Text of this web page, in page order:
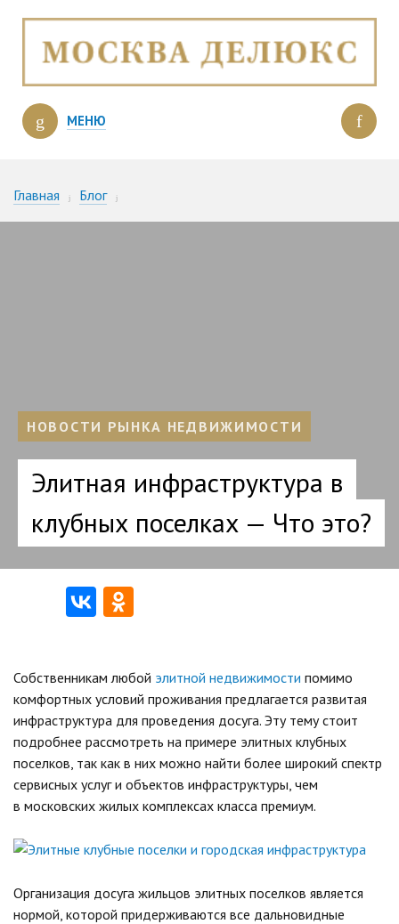
МЕНЮ
Главная Блог
НОВОСТИ РЫНКА НЕДВИЖИМОСТИ
Элитная инфраструктура в
клубных поселках — Что это?
Собственникам любой элитной недвижимости помимо
комфортных условий проживания предлагается развитая
инфраструктура для проведения досуга. Эту тему стоит
подробнее рассмотреть на примере элитных клубных
поселков, так как в них можно найти более широкий спектр
сервисных услуг и объектов инфраструктуры, чем
в московских жилых комплексах класса премиум.
Организация досуга жильцов элитных поселков является
нормой, которой придерживаются все дальновидные